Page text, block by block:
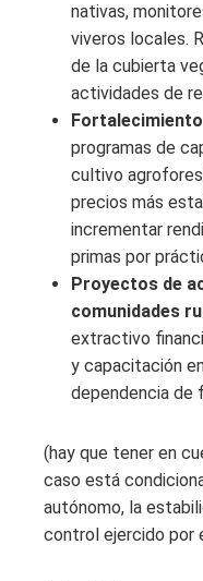
nativas,
viveros locales.
de la cubierta
actividades de
programas de
cultivo
precios más
incrementar
primas por
Proyectos de
comunidades
extractivo
y capacitación
dependencia de
(hay que tener en
caso está
autónomo, la
control ejercido por